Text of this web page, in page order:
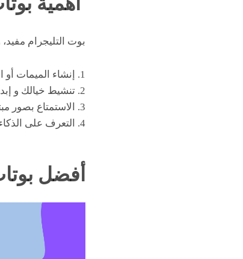
بوت التليجرام
1. إنشاء الميمات أو الملصقات أو الشعارات أو الخلفيات.
2. تنشيط خيالك و إبداعاتك.
3. الاستمتاع بصور مبتكرة مع أصدقائك أو أفراد عائلتك.
4. التعرف على الذكاء الاصطناعي و النماذج التوليدية.
أفضل